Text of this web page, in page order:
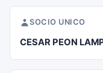
SOCIO UNICO
CESAR PEON